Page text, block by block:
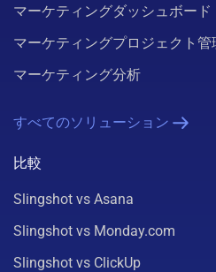
マーケティングダッシュボード
マーケティングプロジェクト管
マーケティング分析
すべてのソリューション
比較
Slingshot vs Asana
Slingshot vs Monday.com
Slingshot vs ClickUp